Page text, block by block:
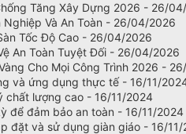
Tăng Xây Dựng 2026 - 26/
Nghiệp Và An Toàn - 26/04/2026
Tốc Độ Cao - 26/04/2026
An Toàn Tuyệt Đối - 26/04/2026
Cho Mọi Công Trình 2026 -
và ứng dụng thực tế - 16/11/
chất lượng cao - 16/11/2024
để đảm bảo an toàn - 16/11/2024
đặt và sử dụng giàn giáo - 16/